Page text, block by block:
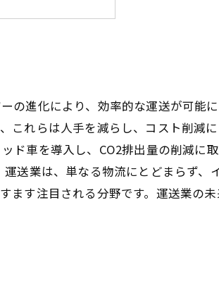
ソード
の進化により、効率的な運送が可能
これらは人手を減らし、コスト削減
ド車を導入し、CO2排出量の削減に
送業は、単なる物流にとどまらず、
ます注目される分野です。運送業の